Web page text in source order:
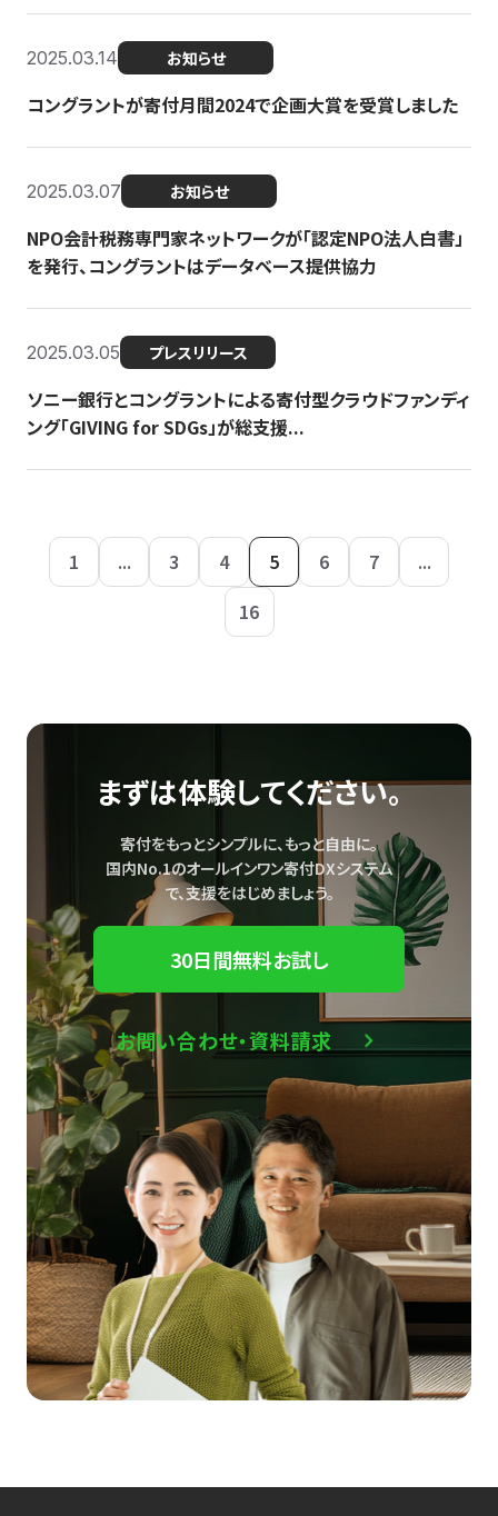
2025.03.14 お知らせ
コングラントが寄付月間2024で企画大賞を受賞しました
2025.03.07 お知らせ
NPO会計税務専門家ネットワークが「認定NPO法人白書」
を発行、コングラントはデータベース提供協力
2025.03.05 プレスリリース
ソニー銀行とコングラントによる寄付型クラウドファンディ
ング「GIVING for SDGs」が総支援...
1 ... 3 4 5 6 7
...
16
まずは体験してください。
寄付をもっとシンプルに、もっと自由に。
国内No.1のオールインワン寄付DXシステム
で、支援をはじめましょう。
30日間無料お試し
お問い合わせ・資料請求